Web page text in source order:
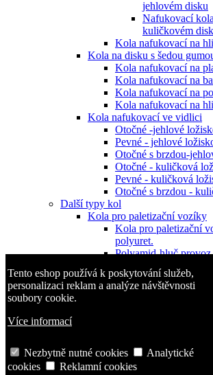
Tento eshop používá k poskytování služeb,
personalizaci reklam a analýze návštěvnosti
soubory cookie.
Více informací
Nezbytně nutné cookies
Analytické
cookies
Reklamní cookies
jehlovém disku
Nafukovací
kuličkovém
Kola nafukovací na
Kola na disku s šedou
Kola nafukovací na
Kola nafukovací na
Kola nafukovací na
Kola nafukovací na
Kola nafukovací ve vidlici
Otočné -jehlové
Pevné - jehlové
Otočné s brzdou-
Otočné - kuličková
Pevné - kuličková
Otočné s brzdou -
Další typy kol
Kola pro paletizační vozíky
Kola pro paletizační
polyuret.
Polyamid-
Kola pro paletizační
Pogumovaná
Pryžová kola s plastovým
Pryžová kola
kluzné